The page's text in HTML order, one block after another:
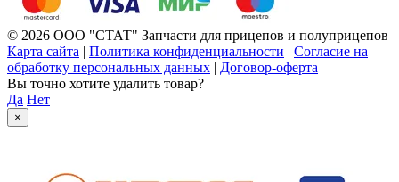
© 2026 ООО "СТАТ" Запчасти для прицепов и полуприцепов
Карта сайта | Политика конфиденциальности | Согласие на
обработку персональных данных | Договор-оферта
Вы точно хотите удалить товар?
Да Нет
×